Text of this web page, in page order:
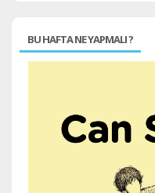
BU HAFTA NE YAPMALI ?